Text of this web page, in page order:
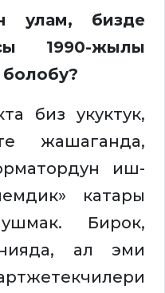
улам, бизде
1990-жылы
болобу?
биз укуктук,
жашаганда,
иш-
катары
Бирок,
ал эми